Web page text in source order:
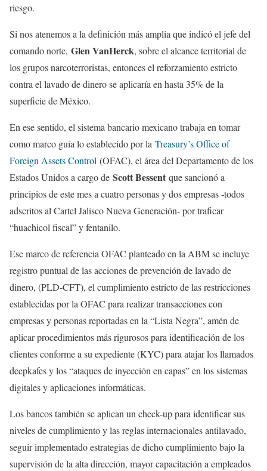
riesgo.
Si nos atenemos a la definición más amplia que indicó el jefe del
comando norte, Glen VanHerck, sobre el alcance territorial de
los grupos narcoterroristas, entonces el reforzamiento estricto
contra el lavado de dinero se aplicaría en hasta 35% de la
superficie de México.
En ese sentido, el sistema bancario mexicano trabaja en tomar
como marco guía lo establecido por la Treasury’s Office of
Foreign Assets Control (OFAC), el área del Departamento de los
Estados Unidos a cargo de Scott Bessent que sancionó a
principios de este mes a cuatro personas y dos empresas -todos
adscritos al Cartel Jalisco Nueva Generación- por traficar
“huachicol fiscal” y fentanilo.
Ese marco de referencia OFAC planteado en la ABM se incluye
registro puntual de las acciones de prevención de lavado de
dinero, (PLD-CFT), el cumplimiento estricto de las restricciones
establecidas por la OFAC para realizar transacciones con
empresas y personas reportadas en la “Lista Negra”, amén de
aplicar procedimientos más rigurosos para identificación de los
clientes conforme a su expediente (KYC) para atajar los llamados
deepkafes y los “ataques de inyección en capas” en los sistemas
digitales y aplicaciones informáticas.
Los bancos también se aplican un check-up para identificar sus
niveles de cumplimiento y las reglas internacionales antilavado,
seguir implementado estrategias de dicho cumplimiento bajo la
supervisión de la alta dirección, mayor capacitación a empleados